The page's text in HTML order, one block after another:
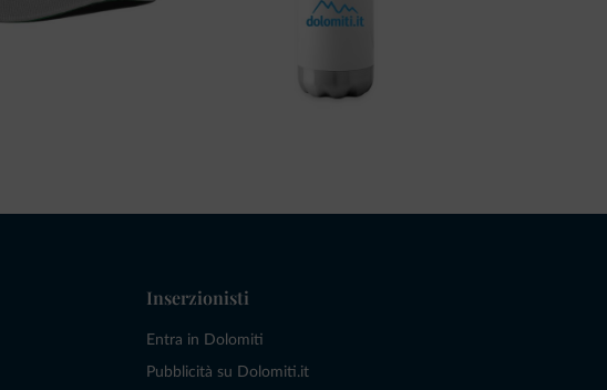
Inserzionisti
Entra in Dolomiti
Pubblicità su Dolomiti.it